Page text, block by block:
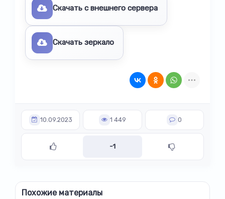
Скачать с внешнего сервера
Скачать зеркало
10.09.2023 1 449 0
-1
Похожие материалы